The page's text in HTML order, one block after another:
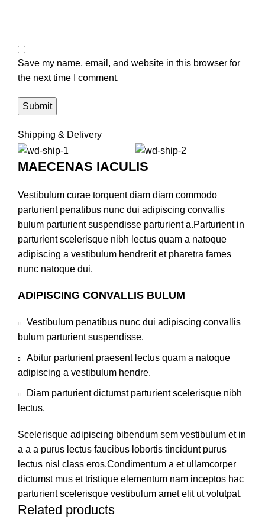
Save my name, email, and website in this browser for
the next time I comment.
Shipping & Delivery
MAECENAS IACULIS
Vestibulum curae torquent diam diam commodo
parturient penatibus nunc dui adipiscing convallis
bulum parturient suspendisse parturient a.Parturient in
parturient scelerisque nibh lectus quam a natoque
adipiscing a vestibulum hendrerit et pharetra fames
nunc natoque dui.
ADIPISCING CONVALLIS BULUM
Vestibulum penatibus nunc dui adipiscing convallis
bulum parturient suspendisse.
Abitur parturient praesent lectus quam a natoque
adipiscing a vestibulum hendre.
Diam parturient dictumst parturient scelerisque nibh
lectus.
Scelerisque adipiscing bibendum sem vestibulum et in
a a a purus lectus faucibus lobortis tincidunt purus
lectus nisl class eros.Condimentum a et ullamcorper
dictumst mus et tristique elementum nam inceptos hac
parturient scelerisque vestibulum amet elit ut volutpat.
Related products